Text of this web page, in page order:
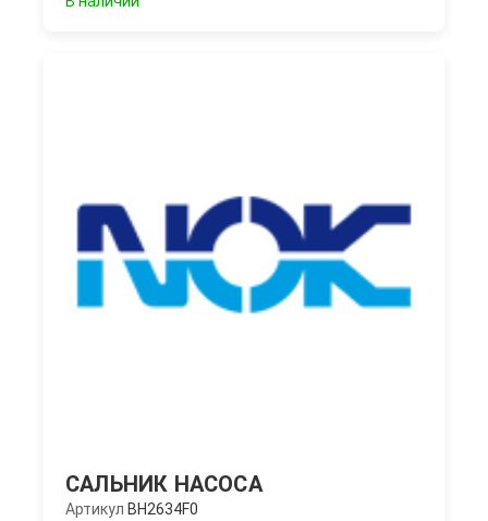
САЛЬНИК НАСОСА
Артикул BH2634F0